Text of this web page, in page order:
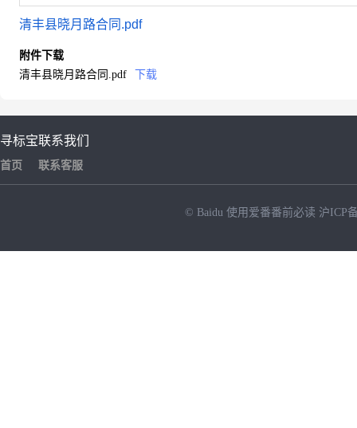
清丰县晓月路合同.pdf
附件下载
清丰县晓月路合同.pdf
下载
寻标宝
首页
联系我们
联系客服
© Baidu 使用爱番番前必读 沪ICP